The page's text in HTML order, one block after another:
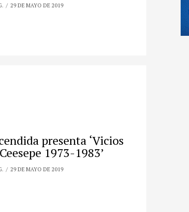
29 DE MAYO DE 2019
presenta ‘Vicios
1973-1983’
29 DE MAYO DE 2019